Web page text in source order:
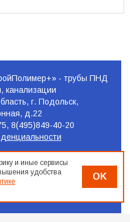
- трубы ПНД
канализации
г. Подольск,
д.22
8(495)849-40-20
и иные сервисы
удобства
OK